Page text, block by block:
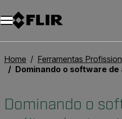
Home
Ferramentas
Dominando o software de análise térmica: Apresentando o FLIR
Dominando o